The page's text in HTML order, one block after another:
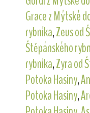
Grace z Mýtské
rybníka,Zeus od
Štěpánského
rybníka,Zyra od
Potoka Hasiny,
Potoka Hasiny,